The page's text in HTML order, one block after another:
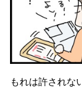
もれは許されな